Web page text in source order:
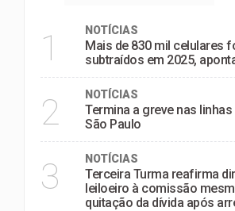
1 NOTÍCIAS
Mais de 830 mil celulares
subtraídos em 2025,
2 NOTÍCIAS
Termina a greve nas
São Paulo
3 NOTÍCIAS
Terceira Turma reafirma
leiloeiro à comissão
quitação da dívida após